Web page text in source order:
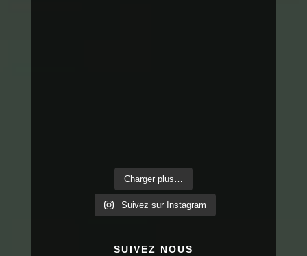
Charger plus…
Suivez sur Instagram
SUIVEZ NOUS